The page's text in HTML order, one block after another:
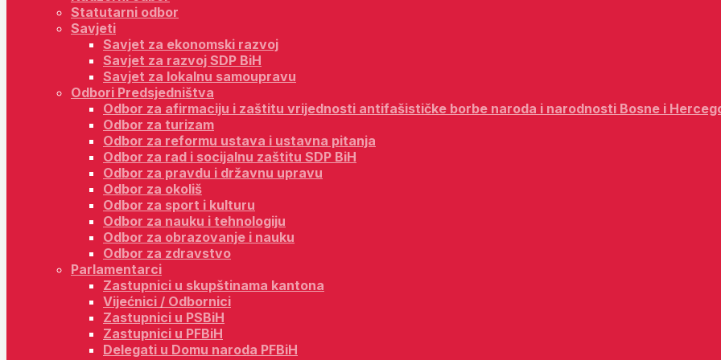
Statutarni odbor
Savjeti
Savjet za ekonomski razvoj
Savjet za razvoj SDP BiH
Savjet za lokalnu samoupravu
Odbori Predsjedništva
Odbor za afirmaciju i zaštitu vrijednosti antifašističke borbe naroda i narodnosti Bosne i
Odbor za turizam
Odbor za reformu ustava i ustavna pitanja
Odbor za rad i socijalnu zaštitu SDP BiH
Odbor za pravdu i državnu upravu
Odbor za okoliš
Odbor za sport i kulturu
Odbor za nauku i tehnologiju
Odbor za obrazovanje i nauku
Odbor za zdravstvo
Parlamentarci
Zastupnici u skupštinama kantona
Vijećnici / Odbornici
Zastupnici u PSBiH
Zastupnici u PFBiH
Delegati u Domu naroda PFBiH